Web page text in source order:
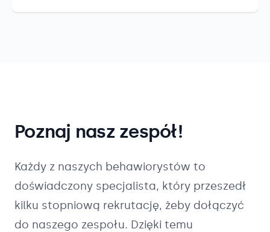
Poznaj nasz zespół!
Każdy z naszych behawiorystów to
doświadczony specjalista, który przeszedł
kilku stopniową rekrutację, żeby dołączyć
do naszego zespołu. Dzięki temu